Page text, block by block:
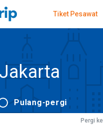
Tiket Pesawat
Pulang-pergi
Pergi ke